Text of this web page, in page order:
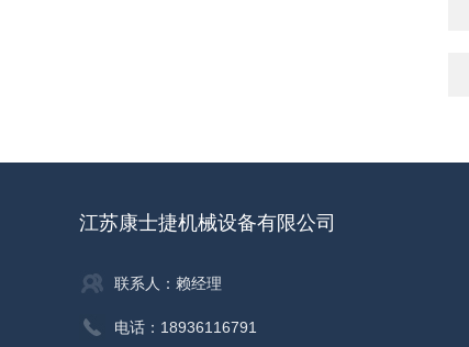
江苏康士捷机械设备有限公司
联系人：赖经理
电话：18936116791